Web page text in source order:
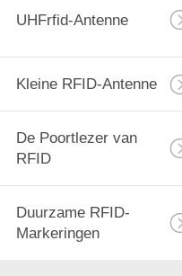
UHFrfid-Antenne
Kleine RFID-Antenne
De Poortlezer van
RFID
Duurzame RFID-
Markeringen